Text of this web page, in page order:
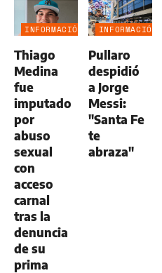
INFORMACIÓN
Thiago
Medina
fue
imputado
por
abuso
sexual
con
acceso
carnal
tras la
denuncia
de su
prima
INFORMACIÓN
Pullaro
despidió
a Jorge
Messi:
"Santa Fe
te
abraza"